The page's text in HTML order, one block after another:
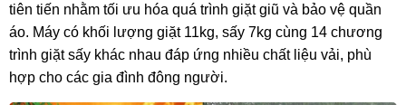
tiên tiến nhằm tối ưu hóa quá trình giặt giũ và bảo vệ quần
áo. Máy có khối lượng giặt 11kg, sấy 7kg cùng 14 chương
trình giặt sấy khác nhau đáp ứng nhiều chất liệu vải, phù
hợp cho các gia đình đông người.